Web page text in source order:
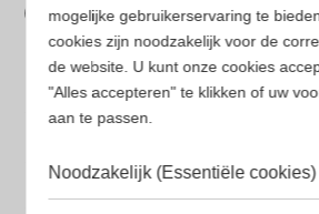
Wij hebben alle prijzen voor je
minder tijd en geld kwijt bent
Populaire herengeuren
Aramis Heren parfum
mogelijke gebruikerservaring te
cookies zijn noodzakelijk voor de
de website. U kunt onze cookies
"Alles accepteren" te klikken of uw
aan te passen.
Noodzakelijk (Essentiële cookies)